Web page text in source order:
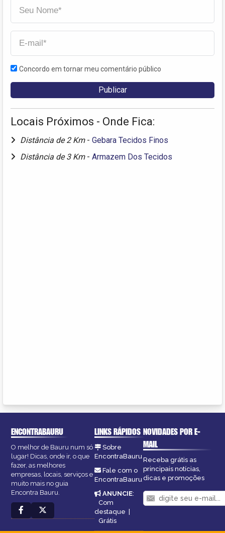
Concordo em tornar meu comentário público
Locais Próximos - Onde Fica:
Distância de 2 Km - Gebara Tecidos Finos
Distância de 3 Km - Armazem Dos Tecidos
ENCONTRABAURU
O melhor de Bauru num só
lugar! Dicas, onde ir, o que
fazer, as melhores
empresas, locais, serviços e
muito mais no guia
Encontra Bauru.
LINKS RÁPIDOS
Sobre
EncontraBauru
Fale com o
EncontraBauru
ANUNCIE:
Com
destaque |
Grátis
NOVIDADES POR E-
MAIL
Receba grátis as
principais notícias,
dicas e promoções